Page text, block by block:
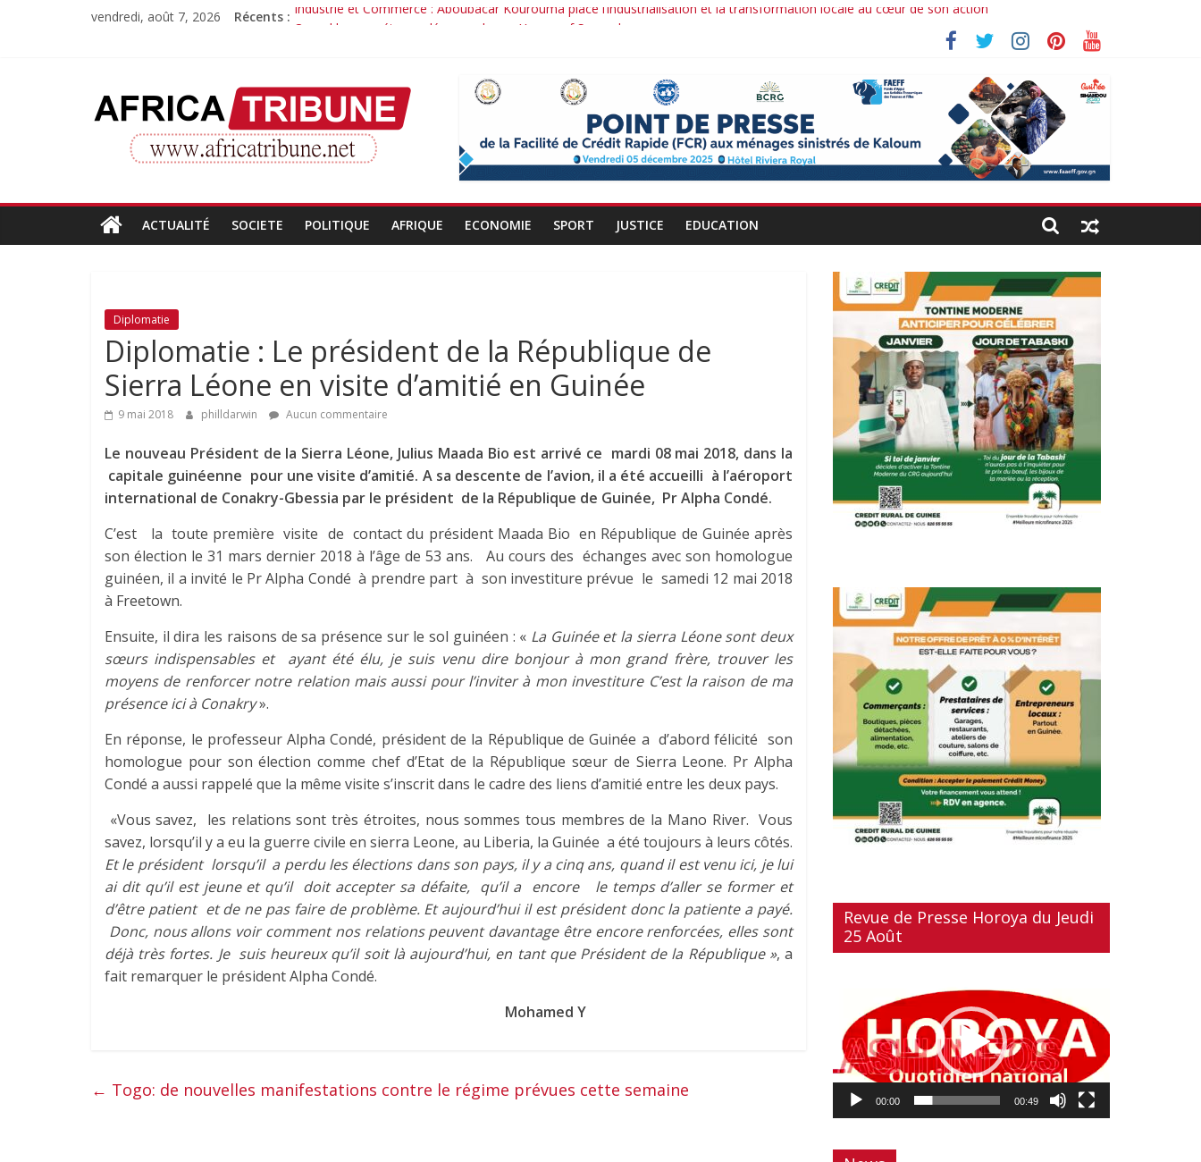
vendredi, août 7, 2026 Récents : Industrie et Commerce : Aboubacar Kourouma place l’industrialisation et la transformation locale au cœur de son action
Djiba Diakité reconduit : la confiance renouvelée envers un homme de résultats
Le parcours inspirant d’un officier au service du Président et de son pays.
AfricaTribune
d'informations
ACTUALITÉ SOCIETE POLITIQUE AFRIQUE ECONOMIE SPORT JUSTICE EDUCATION
Diplomatie
Diplomatie : Le président de la République de
Sierra Léone en visite d’amitié en Guinée
9 mai 2018 philldarwin Aucun commentaire
Le nouveau Président de la Sierra Léone, Julius Maada Bio est arrivé ce mardi 08 mai 2018, dans la
capitale guinéenne pour une visite d’amitié. A sa descente de l’avion, il a été accueilli à l’aéroport
international de Conakry-Gbessia par le président de la République de Guinée, Pr Alpha Condé.
C’est la toute première visite de contact du président Maada Bio en République de Guinée après
son élection le 31 mars dernier 2018 à l’âge de 53 ans. Au cours des échanges avec son homologue
guinéen, il a invité le Pr Alpha Condé à prendre part à son investiture prévue le samedi 12 mai 2018
à Freetown.
Ensuite, il dira les raisons de sa présence sur le sol guinéen : « La Guinée et la sierra Léone sont deux
sœurs indispensables et ayant été élu, je suis venu dire bonjour à mon grand frère, trouver les
moyens de renforcer notre relation mais aussi pour l’inviter à mon investiture C’est la raison de ma
présence ici à Conakry».
En réponse, le professeur Alpha Condé, président de la République de Guinée a d’abord félicité son
homologue pour son élection comme chef d’Etat de la République sœur de Sierra Leone. Pr Alpha
Condé a aussi rappelé que la même visite s’inscrit dans le cadre des liens d’amitié entre les deux pays.
«Vous savez, les relations sont très étroites, nous sommes tous membres de la Mano River. Vous
savez, lorsqu’il y a eu la guerre civile en sierra Leone, au Liberia, la Guinée a été toujours à leurs côtés.
Et le président lorsqu’il a perdu les élections dans son pays, il y a cinq ans, quand il est venu ici, je lui
ai dit qu’il est jeune et qu’il doit accepter sa défaite, qu’il a encore le temps d’aller se former et
d’être patient et de ne pas faire de problème. Et aujourd’hui il est président donc la patiente a payé.
Donc, nous allons voir comment nos relations peuvent davantage être encore renforcées, elles sont
déjà très fortes. Je suis heureux qu’il soit là aujourd’hui, en tant que Président de la République », a
fait remarquer le président Alpha Condé.
Mohamed Y
← Togo: de nouvelles manifestations contre le régime prévues cette semaine
Revue de Presse Horoya du Jeudi
25 Août
00:00 00:49